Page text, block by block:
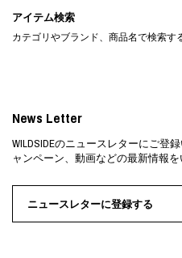
アイテム検索
カテゴリやブランド、商品名で検索す
News Letter
WILDSIDEのニュースレターにご登
ャンペーン、動画などの最新情報を
ニュースレターに登録する